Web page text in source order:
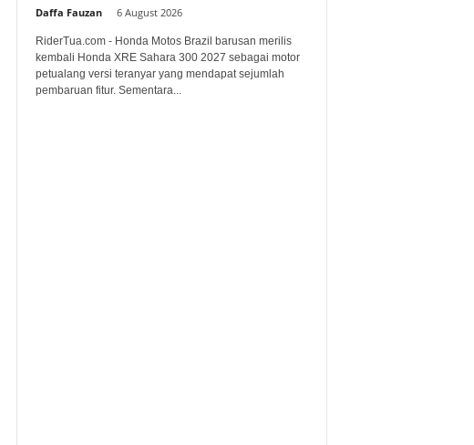
Daffa Fauzan 6 August 2026
RiderTua.com - Honda Motos Brazil barusan merilis
kembali Honda XRE Sahara 300 2027 sebagai motor
petualang versi teranyar yang mendapat sejumlah
pembaruan fitur. Sementara...